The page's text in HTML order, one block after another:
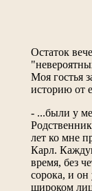
Остаток
Моя гостья
историю от
- ...были у
лет ко мне
Карл.
время, без
сорока, и он
широком